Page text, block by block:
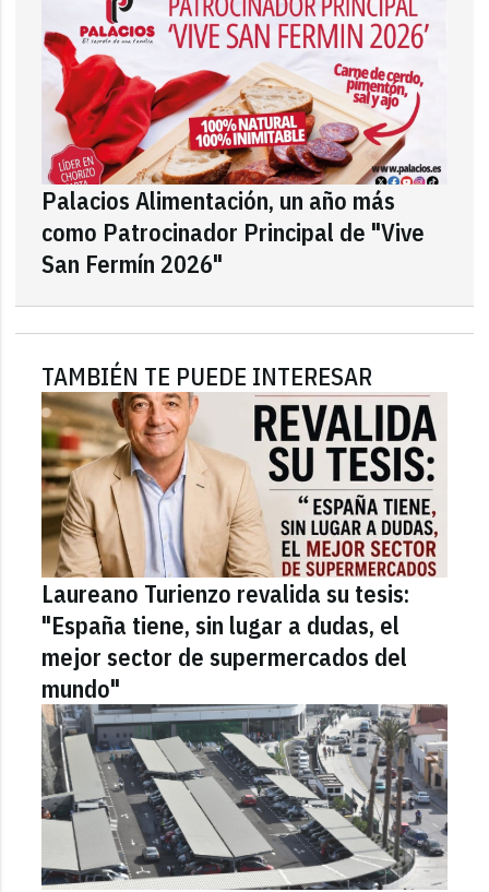
Palacios Alimentación, un año más
como Patrocinador Principal de "Vive
San Fermín 2026"
TAMBIÉN TE PUEDE INTERESAR
Laureano Turienzo revalida su tesis:
"España tiene, sin lugar a dudas, el
mejor sector de supermercados del
mundo"